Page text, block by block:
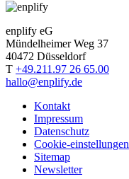
enplify eG
Mündelheimer Weg 37
40472 Düsseldorf
T +49.211.97 26 65.00
hallo@enplify.de
Kontakt
Impressum
Datenschutz
Cookie-einstellungen
Sitemap
Newsletter